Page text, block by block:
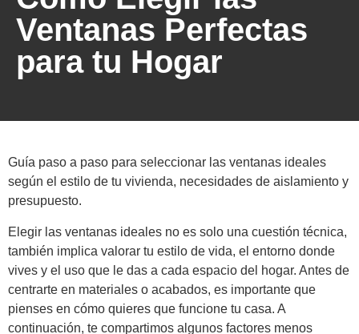
Ventanas Perfectas
para tu Hogar
Guía paso a paso para seleccionar las ventanas ideales
según el estilo de tu vivienda, necesidades de aislamiento y
presupuesto.
Elegir las ventanas ideales no es solo una cuestión técnica,
también implica valorar tu estilo de vida, el entorno donde
vives y el uso que le das a cada espacio del hogar. Antes de
centrarte en materiales o acabados, es importante que
pienses en cómo quieres que funcione tu casa. A
continuación, te compartimos algunos factores menos